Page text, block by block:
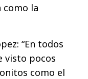
como la
“En todos
visto pocos
como el